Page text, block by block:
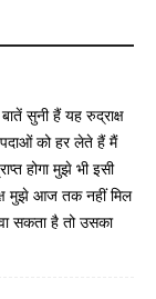
सुनी हैं यह रुद्राक्ष
को हर लेते हैं मैं
होगा मुझे भी इसी
मुझे आज तक नहीं मिल
सकता है तो उसका